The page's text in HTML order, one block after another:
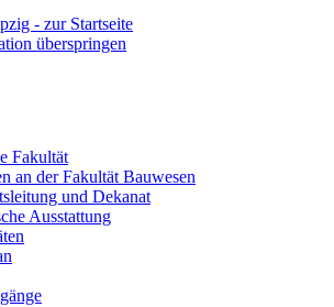
überspringen
Fakultät
an der Fakultät Bauwesen
und Dekanat
Ausstattung